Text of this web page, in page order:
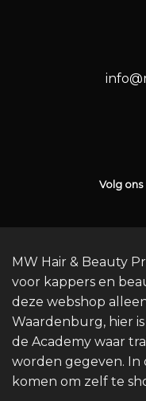
Volg ons
MW Hair & Beauty
voor kappers en
deze webshop
Waardenburg, hier
de Academy waar
worden gegeven. In
komen om zelf te